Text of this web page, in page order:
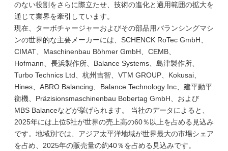
のない役割をさらに際立たせ、技術の進化と適用範囲の拡大を
通じて業界を牽引しています。
現在、ターボチャージャーおよびその部品用バランシングマシ
ンの世界的な主要メーカーには、SCHENCK RoTec GmbH、
CIMAT、Maschinenbau Böhmer GmbH、CEMB、
Hofmann、長浜製作所、Balance Systems、島津製作所、
Turbo Technics Ltd、杭州吉智、VTM GROUP、Kokusai、
Hines、ABRO Balancing、Balance Technology Inc、建平動平
衡機、Präzisionsmaschinenbau Bobertag GmbH、および
MBS Balanceなどが挙げられます。 当社のデータによると、
2025年には上位5社が世界の売上高の60％以上を占める見込み
です。地域別では、アジア太平洋地域が世界最大の市場シェア
を占め、2025年の販売量の約40％を占める見込みです。